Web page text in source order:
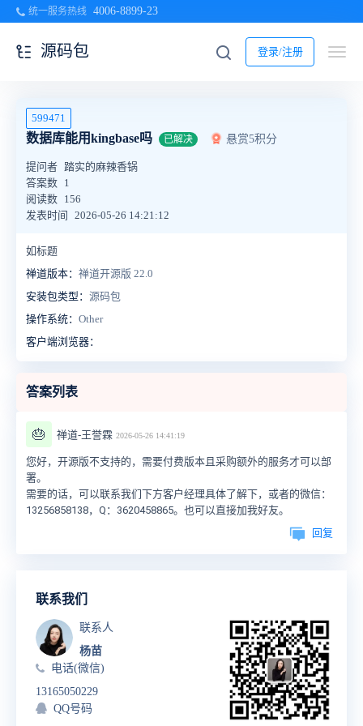
统一服务热线 4006-8899-23
登录/注册
源码包
599471
数据库能用kingbase吗 已解决 悬赏5积分
提问者 踏实的麻辣香锅
答案数 1
阅读数 156
发表时间
2026-05-26 14:21:12
如标题
禅道版本： 禅道开源版 22.0
安装包类型： 源码包
操作系统： Other
客户端浏览器：
答案列表
🎂 禅道-王誉霖 2026-05-26 14:41:19
您好，开源版不支持的，需要付费版本且采购额外的服务才可以部
署。
需要的话，可以联系我们下方客户经理具体了解下，或者的微信：
13256858138，Q：3620458865。也可以直接加我好友。
回复
联系我们
联系人
杨苗
电话(微信)
13165050229
QQ号码